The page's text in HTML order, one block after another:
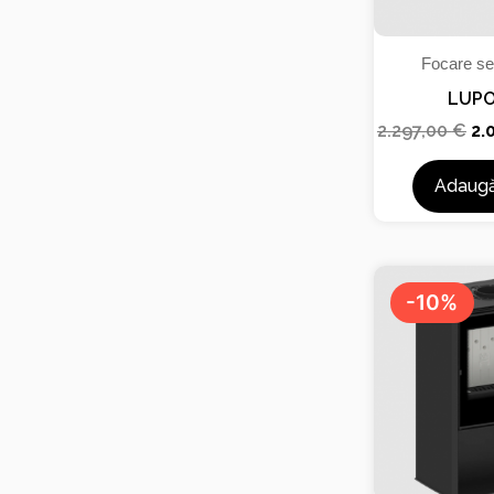
Focare
2.297,00€
-10%
a